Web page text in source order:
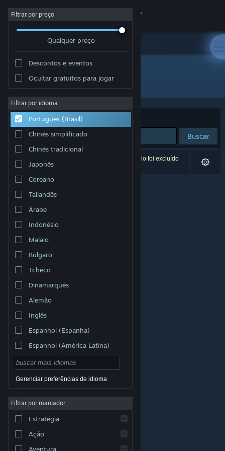
Iniciar sessão
Sobre
Suporte
Alterar idioma
Baixe o aplicativo móvel do Steam
Ver versão para computadores
© Valve Corporation. Todos os direitos reservados.
respectivos donos nos EUA e em outros países.
Acessibilidade
Reembolsos|Cookies
Filtrar por preço
Qualquer preço
Descontos e eventos
Ocultar gratuitos para jogar
Filtrar por idioma
Português (Brasil)
Chinês simplificado
Chinês tradicional
Japonês
Coreano
Tailandês
Árabe
Indonésio
Malaio
Búlgaro
Tcheco
Dinamarquês
Alemão
Inglês
Espanhol (Espanha)
Espanhol (América Latina)
Gerenciar preferências de idioma
Filtrar por marcador
Estratégia
Ação
Aventura
Desenvolvedor: FujiCubeSoft
Ordenar por Relevância
Buscar
0 resultados correspondem à sua busca. Um título foi excluído
de acordo com as suas preferências.